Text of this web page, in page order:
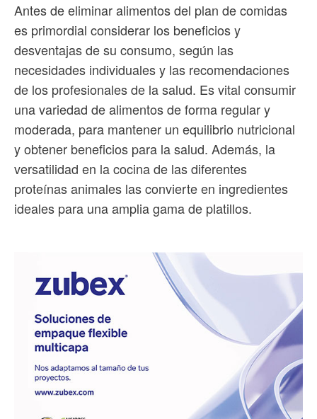
Antes de eliminar alimentos del plan de comidas
es primordial considerar los beneficios y
desventajas de su consumo, según las
necesidades individuales y las recomendaciones
de los profesionales de la salud. Es vital consumir
una variedad de alimentos de forma regular y
moderada, para mantener un equilibrio nutricional
y obtener beneficios para la salud. Además, la
versatilidad en la cocina de las diferentes
proteínas animales las convierte en ingredientes
ideales para una amplia gama de platillos.